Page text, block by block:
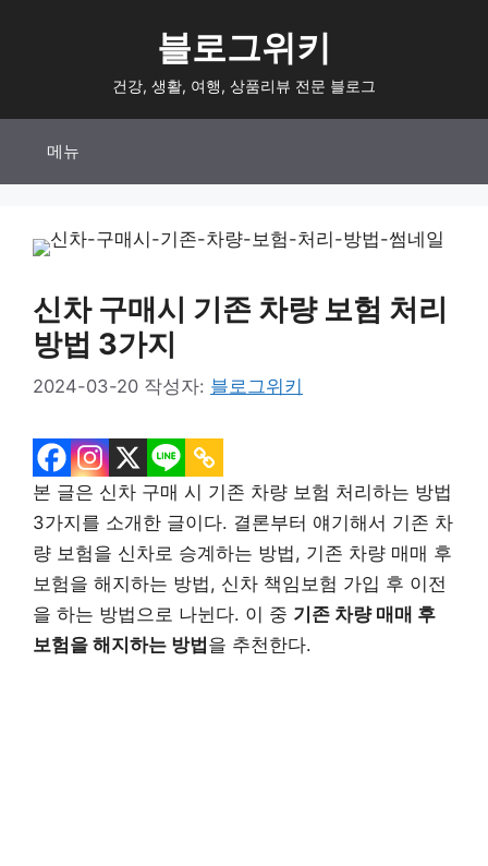
블로그위키
건강, 생활, 여행, 상품리뷰 전문 블로그
메뉴
신차 구매시 기존 차량 보험 처리
방법 3가지
2024-03-20 작성자: 블로그위키
본 글은 신차 구매 시 기존 차량 보험 처리하는 방법
3가지를 소개한 글이다. 결론부터 얘기해서 기존 차
량 보험을 신차로 승계하는 방법, 기존 차량 매매 후
보험을 해지하는 방법, 신차 책임보험 가입 후 이전
을 하는 방법으로 나뉜다. 이 중 기존 차량 매매 후
보험을 해지하는 방법 을 추천한다.